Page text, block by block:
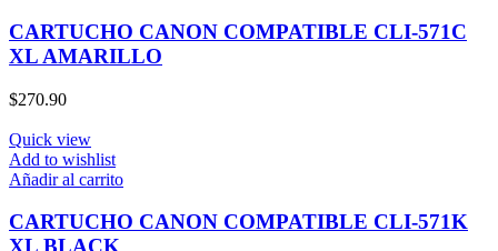
CARTUCHO CANON COMPATIBLE CLI-571C
XL AMARILLO
$270.90
Quick view
Add to wishlist
Añadir al carrito
CARTUCHO CANON COMPATIBLE CLI-571K
XL BLACK